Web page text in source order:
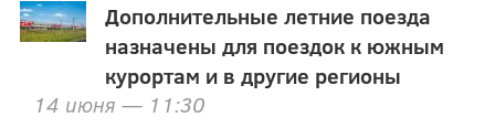
Дополнительные летние поезда
назначены для поездок к южным
курортам и в другие регионы
14 июня — 11:30